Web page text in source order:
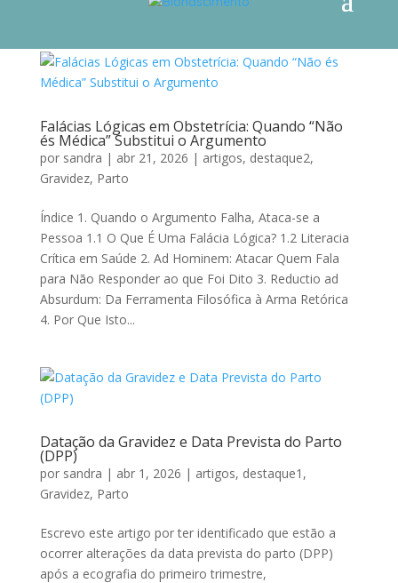
Falácias Lógicas em Obstetrícia: Quando “Não
és Médica” Substitui o Argumento
por sandra | abr 21, 2026 | artigos, destaque2,
Gravidez, Parto
Índice 1. Quando o Argumento Falha, Ataca-se a
Pessoa 1.1 O Que É Uma Falácia Lógica? 1.2 Literacia
Crítica em Saúde 2. Ad Hominem: Atacar Quem Fala
para Não Responder ao que Foi Dito 3. Reductio ad
Absurdum: Da Ferramenta Filosófica à Arma Retórica
4. Por Que Isto...
Datação da Gravidez e Data Prevista do Parto
(DPP)
por sandra | abr 1, 2026 | artigos, destaque1 ,
Gravidez, Parto
Escrevo este artigo por ter identificado que estão a
ocorrer alterações da data prevista do parto (DPP)
após a ecografia do primeiro trimestre,